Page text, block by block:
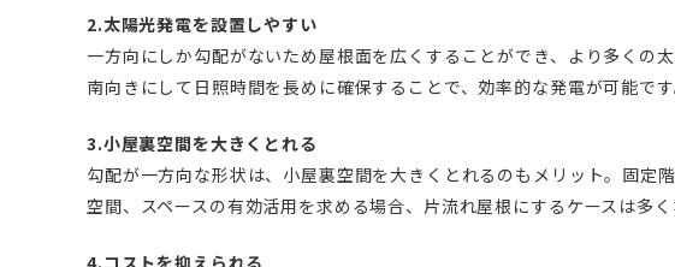
2.太陽光発電を設置しやすい
一方向にしか勾配がないため屋根面を広くすることができ、より多くの
南向きにして日照時間を長めに確保することで、効率的な発電が可能です
3.小屋裏空間を大きくとれる
勾配が一方向な形状は、小屋裏空間を大きくとれるのもメリット。固定
空間、スペースの有効活用を求める場合、片流れ屋根にするケースは多く